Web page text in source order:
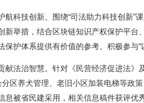
航科技创新。围绕“司法助力科技创新”
新举措，结合区块链知识产权保护平
保护体系提供有价值的参考。积极参与
献法治智慧。针对《民营经济促进法
区养犬管理、老旧小区加装电梯等政
息被省民建采用，相关信息稿件获评优